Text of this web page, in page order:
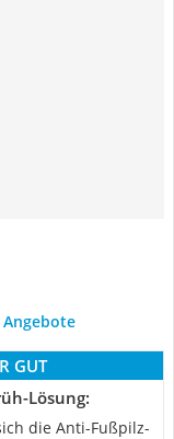
GUT
Lösung:
die Anti-Fußpilz-